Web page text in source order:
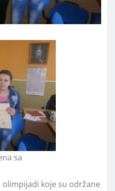
sa
koje su održane